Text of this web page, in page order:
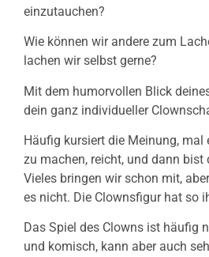
einzutauchen?
Wie können wir andere zum
lachen wir selbst gerne?
Mit dem humorvollen Blick
dein ganz individueller
Häufig kursiert die Meinung, mal
zu machen, reicht, und dann bist
Vieles bringen wir schon mit,
es nicht. Die Clownsfigur hat so
Das Spiel des Clowns ist häufig
und komisch, kann aber auch